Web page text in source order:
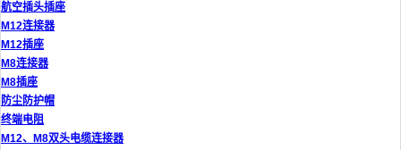
航空插头插座
M12连接器
M12插座
M8连接器
M8插座
防尘防护帽
终端电阻
M12、M8双头电缆连接器